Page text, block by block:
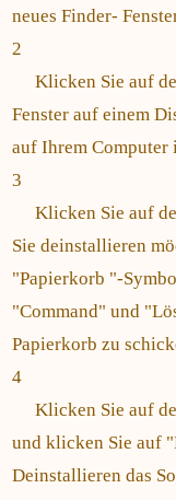
neues Finder-
2
Klicken Sie auf
Fenster auf einem
auf Ihrem Computer
3
Klicken Sie auf
Sie deinstallieren
"Papierkorb "-
"Command" und
Papierkorb zu
4
Klicken Sie auf
und klicken Sie auf
Deinstallieren das